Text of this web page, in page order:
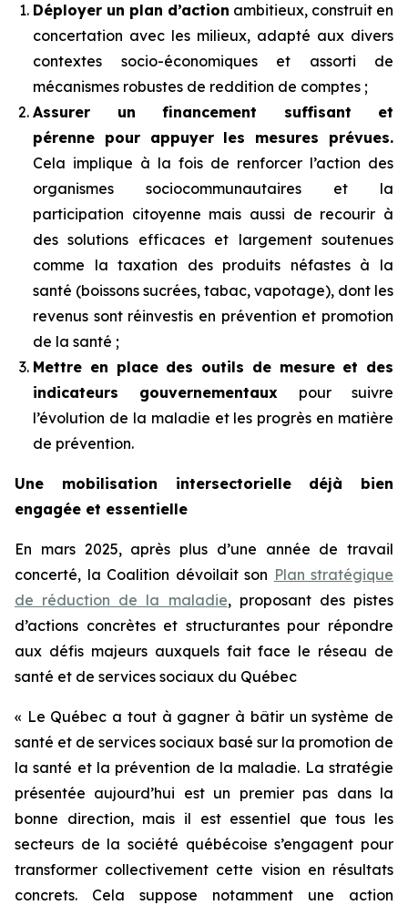
Déployer un plan d’action ambitieux, construit en
concertation avec les milieux, adapté aux divers
contextes socio-économiques et assorti de
mécanismes robustes de reddition de comptes ;
Assurer un financement suffisant et
pérenne pour appuyer les mesures prévues.
Cela implique à la fois de renforcer l’action des
organismes sociocommunautaires et la
participation citoyenne mais aussi de recourir à
des solutions efficaces et largement soutenues
comme la taxation des produits néfastes à la
santé (boissons sucrées, tabac, vapotage), dont les
revenus sont réinvestis en prévention et promotion
de la santé ;
Mettre en place des outils de mesure et des
indicateurs gouvernementaux pour suivre
l’évolution de la maladie et les progrès en matière
de prévention.
Une mobilisation intersectorielle déjà bien
engagée et essentielle
En mars 2025, après plus d’une année de travail
concerté, la Coalition dévoilait son Plan stratégique
de réduction de la maladie, proposant des pistes
d’actions concrètes et structurantes pour répondre
aux défis majeurs auxquels fait face le réseau de
santé et de services sociaux du Québec
« Le Québec a tout à gagner à bâtir un système de
santé et de services sociaux basé sur la promotion de
la santé et la prévention de la maladie. La stratégie
présentée aujourd’hui est un premier pas dans la
bonne direction, mais il est essentiel que tous les
secteurs de la société québécoise s’engagent pour
transformer collectivement cette vision en résultats
concrets. Cela suppose notamment une action